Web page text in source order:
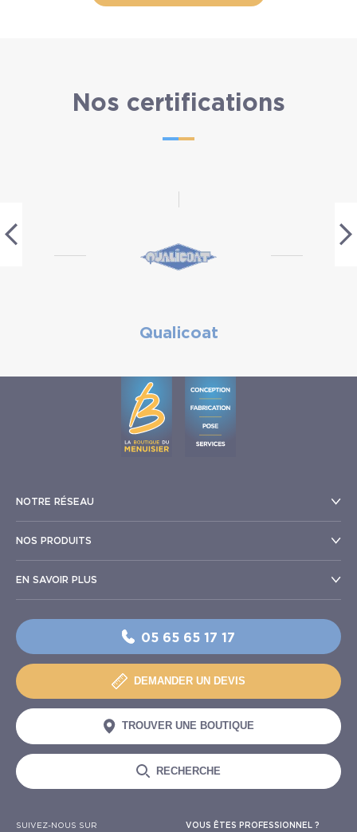
Nos certifications
Qualicoat
NOTRE RÉSEAU
NOS PRODUITS
EN SAVOIR PLUS
05 65 65 17 17
DEMANDER UN DEVIS
TROUVER UNE BOUTIQUE
RECHERCHE
SUIVEZ-NOUS SUR VOUS ÊTES PROFESSIONNEL ?